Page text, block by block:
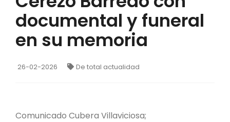
documental y funeral
en su memoria
26-02-2026 De total actualidad
Comunicado Cubera Villaviciosa;